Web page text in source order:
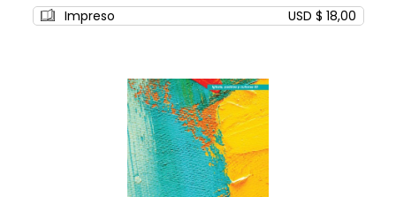
Impreso
USD $ 18,00